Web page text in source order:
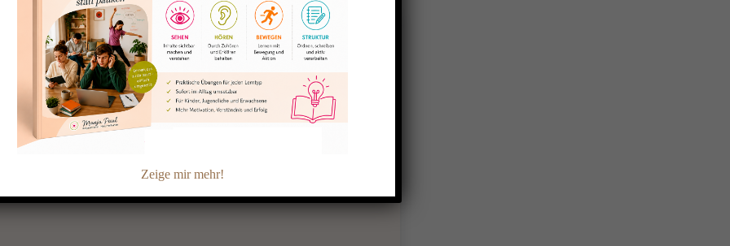
Kinder schlecht lernen können.
mit mir ein Interview geführt. Ihre wunderbaren Fragen
Kids weder dumm noch faul sind und was die Gründe für
Natürlich kommt die Frage war wir tun können,…
Zeige mir mehr!